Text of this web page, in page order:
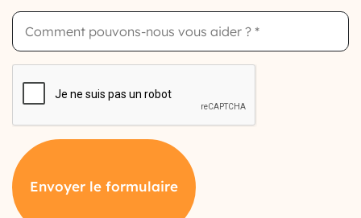
How
can
we
help
you?
CAPTCHA
Envoyer le formulaire